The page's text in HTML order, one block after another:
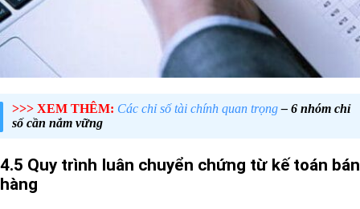
>>> XEM THÊM: Các chỉ số tài chính quan trọng– 6 nhóm chỉ
số cần nắm vững
4.5 Quy trình luân chuyển chứng từ kế toán bán
hàng